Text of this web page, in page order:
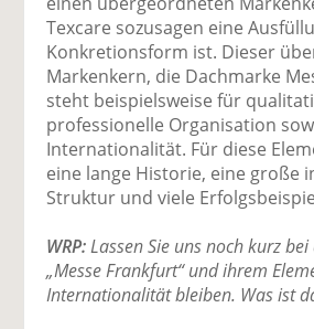
Texcare sozusagen eine
Konkretionsform ist. Dieser
Markenkern, die Dachmarke
steht beispielsweise für
professionelle Organisation
Internationalität. Für diese
eine lange Historie, eine große
Struktur und viele
WRP:Lassen Sie uns noch kurz
„Messe Frankfurt“ und ihrem
Internationalität bleiben. Was ist